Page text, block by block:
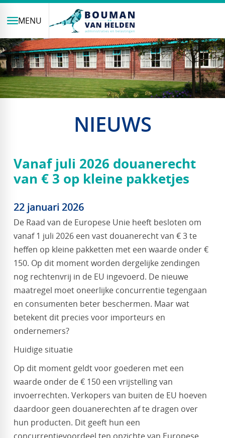
MENU
NIEUWS
Vanaf juli 2026 douanerecht
van € 3 op kleine pakketjes
22 januari 2026
De Raad van de Europese Unie heeft besloten om
vanaf 1 juli 2026 een vast douanerecht van € 3 te
heffen op kleine pakketten met een waarde onder €
150. Op dit moment worden dergelijke zendingen
nog rechtenvrij in de EU ingevoerd. De nieuwe
maatregel moet oneerlijke concurrentie tegengaan
en consumenten beter beschermen. Maar wat
betekent dit precies voor importeurs en
ondernemers?
Huidige situatie
Op dit moment geldt voor goederen met een
waarde onder de € 150 een vrijstelling van
invoerrechten. Verkopers van buiten de EU hoeven
daardoor geen douanerechten af te dragen over
hun producten. Dit geeft hun een